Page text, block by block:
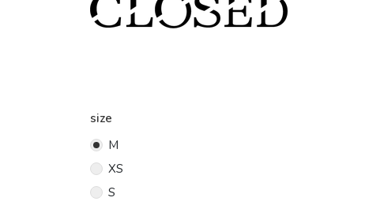
size
M
XS
S